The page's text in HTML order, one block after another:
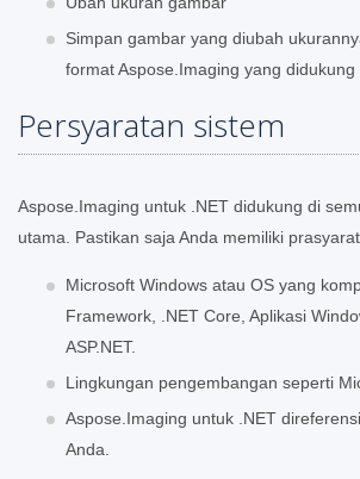
Simpan gambar yang diubah
format Aspose.Imaging yang didukung
Persyaratan sistem
Aspose.Imaging untuk .NET didukung di
utama. Pastikan saja Anda memiliki
Microsoft Windows atau OS yang
Framework, .NET Core, Aplikasi
ASP.NET.
Lingkungan pengembangan seperti
Aspose.Imaging untuk .NET
Anda.